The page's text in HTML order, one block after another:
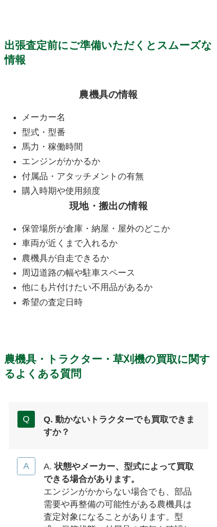
出張査定前にご準備いただくとスムーズな
情報
農機具の情報
メーカー名
型式・型番
馬力・稼働時間
エンジンがかかるか
付属品・アタッチメントの有無
購入時期や使用頻度
現地・搬出の情報
保管場所が倉庫・納屋・屋外のどこか
車両が近くまで入れるか
農機具が自走できるか
周辺道路の幅や駐車スペース
他にも片付けたい不用品があるか
希望の査定日時
農機具・トラクター・草刈機の買取に関す
るよくある質問
Q. 動かないトラクターでも買取できま
すか？
A.状態やメーカー、型式によって買取
できる場合があります。
エンジンがかからない場合でも、部品
需要や再整備の可能性がある農機具は
査定対象になることがあります。型